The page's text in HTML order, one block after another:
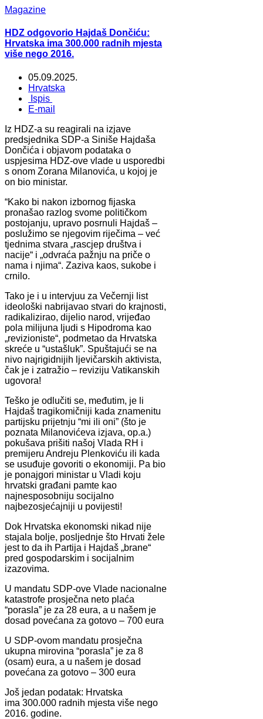
Magazine
HDZ odgovorio Hajdaš Dončiću:
Hrvatska ima 300.000 radnih mjesta
više nego 2016.
05.09.2025.
Hrvatska
Ispis
E-mail
Iz HDZ-a su reagirali na izjave
predsjednika SDP-a Siniše Hajdaša
Dončića i objavom podataka o
uspjesima HDZ-ove vlade u usporedbi
s onom Zorana Milanovića, u kojoj je
on bio ministar.
“Kako bi nakon izbornog fijaska
pronašao razlog svome političkom
postojanju, upravo posrnuli Hajdaš –
poslužimo se njegovim riječima – već
tjednima stvara „rascjep društva i
nacije“ i „odvraća pažnju na priče o
nama i njima“. Zaziva kaos, sukobe i
crnilo.
Tako je i u intervjuu za Večernji list
ideološki nabrijavao stvari do krajnosti,
radikalizirao, dijelio narod, vrijeđao
pola milijuna ljudi s Hipodroma kao
„revizioniste“, podmetao da Hrvatska
skreće u “ustašluk”. Spuštajući se na
nivo najrigidnijih ljevičarskih aktivista,
čak je i zatražio – reviziju Vatikanskih
ugovora!
Teško je odlučiti se, međutim, je li
Hajdaš tragikomičniji kada znamenitu
partijsku prijetnju “mi ili oni” (što je
poznata Milanovićeva izjava, op.a.)
pokušava prišiti našoj Vlada RH i
premijeru Andreju Plenkoviću ili kada
se usuđuje govoriti o ekonomiji. Pa bio
je ponajgori ministar u Vladi koju
hrvatski građani pamte kao
najnesposobniju socijalno
najbezosjećajniji u povijesti!
Dok Hrvatska ekonomski nikad nije
stajala bolje, posljednje što Hrvati žele
jest to da ih Partija i Hajdaš „brane“
pred gospodarskim i socijalnim
izazovima.
U mandatu SDP-ove Vlade nacionalne
katastrofe prosječna neto plaća
“porasla” je za 28 eura, a u našem je
dosad povećana za gotovo – 700 eura
U SDP-ovom mandatu prosječna
ukupna mirovina “porasla” je za 8
(osam) eura, a u našem je dosad
povećana za gotovo – 300 eura
Još jedan podatak: Hrvatska
ima 300.000 radnih mjesta više nego
2016. godine.